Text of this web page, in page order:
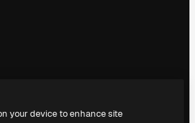
your device to enhance site